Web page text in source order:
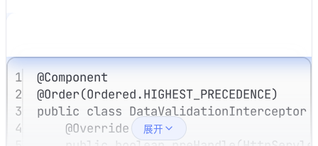
1 @Component
2
@Order(Ordered.HIGHEST_PRECEDENCE)
3
public class DataValidationInterceptor
4
@Override
展开